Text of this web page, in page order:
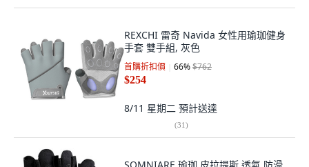
REXCHI 雷奇 Navida 女性用瑜珈健身
手套 雙手組, 灰色
首購折扣價 66%$762
$254
8/11 星期二 預計送達
(31)